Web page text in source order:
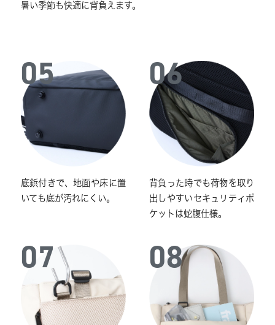
暑い季節も快適に背負えます。
05
底鋲付きで、地面や床に置
いても底が汚れにくい。
06
背負った時でも荷物を取り
出しやすいセキュリティポ
ケットは蛇腹仕様。
07 08